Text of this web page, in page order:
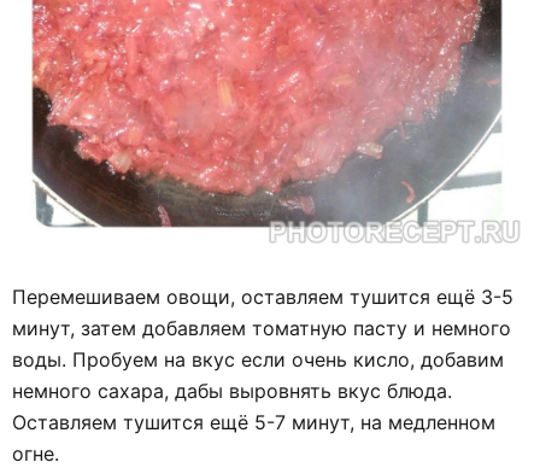
Перемешиваем овощи, оставляем тушится ещё 3-5
минут, затем добавляем томатную пасту и немного
воды. Пробуем на вкус если очень кисло, добавим
немного сахара, дабы выровнять вкус блюда.
Оставляем тушится ещё 5-7 минут, на медленном
огне.